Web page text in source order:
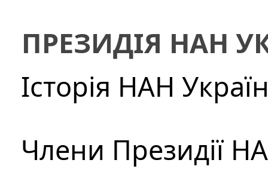
ПРЕЗИДІЯ НАН
Історія НАН
Члени Президії